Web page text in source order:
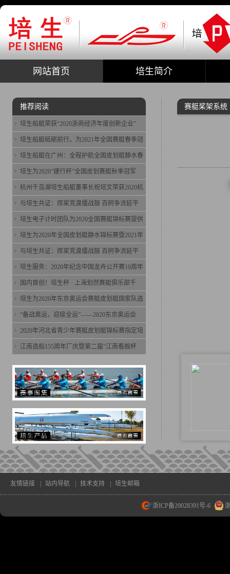
网站首页 培生简介
赛艇桨架系统
推荐阅读
培生船艇荣获“2020浙商经济年度创新企业”
培生船艇砥砺前行，为2021年全国赛艇春季冠
培生船艇在广州：全程护航全国皮划艇静水春
培生为2020“建行杯”全国皮划赛艇秋季冠军
杭州千岛湖培生船艇董事长祝培文荣获2020杭
与培生共证：挥桨竞渡擂战鼓 百舸争流延平
培生电子计时团队为2020全国赛艇锦标赛提供
培生为2020年全国皮划艇静水锦标赛暨2021年
与培生共证：挥桨竞渡擂战鼓 百舸争流延平
培生服务：2020年纪念中国龙舟公开赛10周年
国内首创！培生杯 · 上海划然赛艇俱乐部千
培生为2020年东京奥运会赛艇皮划艇国家队选
“备战奥运，迎接全运”——2020东京奥运会
2020年河北省青少年赛艇皮划艇锦标赛指定培
江南造船155周年厂庆暨第二届“江南看舰杯
友情链接 | 站内导航 | 技术支持 | 培生邮箱
浙ICP备20028391号-6